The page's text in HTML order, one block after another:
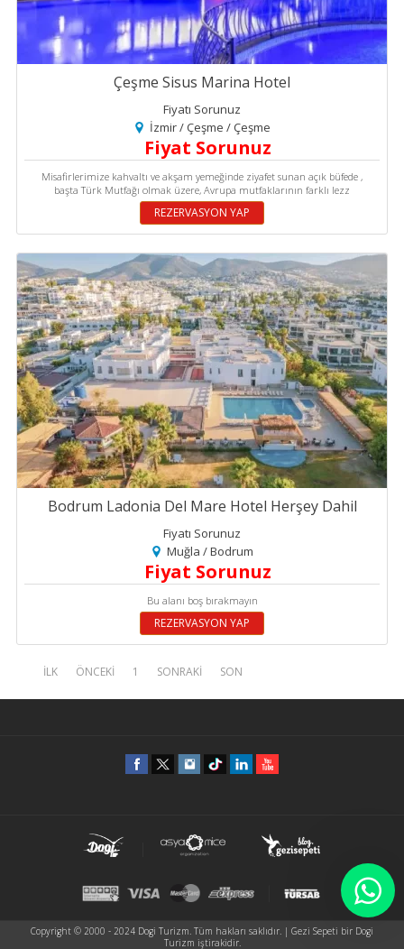
Çeşme Sisus Marina Hotel
Fiyatı Sorunuz
İzmir / Çeşme / Çeşme
Fiyat Sorunuz
Misafirlerimize kahvaltı ve akşam yemeğinde ziyafet sunan açık büfede ,
başta Türk Mutfağı olmak üzere, Avrupa mutfaklarının farklı lezz
REZERVASYON YAP
Bodrum Ladonia Del Mare Hotel Herşey Dahil
Fiyatı Sorunuz
Muğla / Bodrum
Fiyat Sorunuz
Bu alanı boş bırakmayın
REZERVASYON YAP
İLK ÖNCEKİ 1 SONRAKİ SON
Copyright © 2000 - 2024 Dogi Turizm. Tüm hakları saklıdır. | Gezi Sepeti bir Dogi
Turizm iştirakidir.